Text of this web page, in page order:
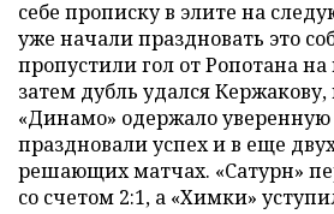
себе прописку в элите на
уже начали праздновать это
пропустили гол от Ропотана
затем дубль удался Кержакову,
«Динамо» одержало уверенную
праздновали успех и в еще
решающих матчах. «Сатурн»
со счетом 2:1, а «Химки»